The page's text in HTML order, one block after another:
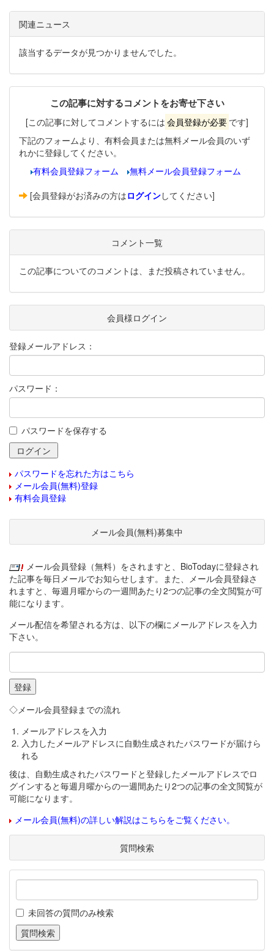
関連ニュース
該当するデータが見つかりませんでした。
この記事に対するコメントをお寄せ下さい
[この記事に対してコメントするには 会員登録が必要 です]
下記のフォームより、有料会員または無料メール会員のいず
れかに登録してください。
有料会員登録フォーム
無料メール会員登録フォーム
[会員登録がお済みの方はログインしてください]
コメント一覧
この記事についてのコメントは、まだ投稿されていません。
会員様ログイン
登録メールアドレス：
パスワード：
パスワードを保存する
パスワードを忘れた方はこちら
メール会員(無料)登録
有料会員登録
メール会員(無料)募集中
メール会員登録（無料）をされますと、BioTodayに登録され
た記事を毎日メールでお知らせします。また、メール会員登録さ
れますと、毎週月曜からの一週間あたり2つの記事の全文閲覧が可
能になります。
メール配信を希望される方は、以下の欄にメールアドレスを入力
下さい。
◇メール会員登録までの流れ
メールアドレスを入力
入力したメールアドレスに自動生成されたパスワードが届けら
れる
後は、自動生成されたパスワードと登録したメールアドレスでロ
グインすると毎週月曜からの一週間あたり2つの記事の全文閲覧が
可能になります。
メール会員(無料)の詳しい解説はこちらをご覧ください。
質問検索
未回答の質問のみ検索